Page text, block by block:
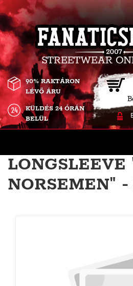
90% RAKTÁRON
LÉVŐ ÁRU
KÜLDÉS 24 ÓRÁN
BELÜL
NORSEMEN"